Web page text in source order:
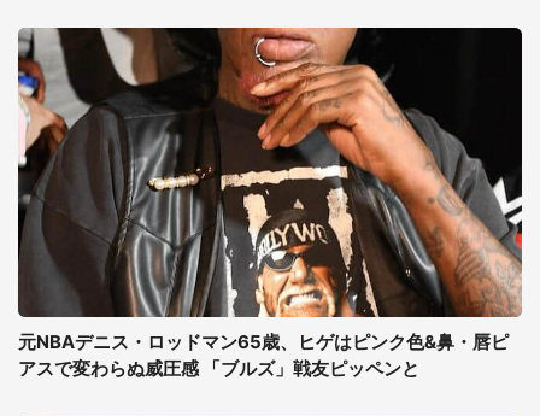
元NBAデニス・ロッドマン65歳、ヒゲはピンク色&鼻・唇ピ
アスで変わらぬ威圧感 「ブルズ」戦友ピッペンと